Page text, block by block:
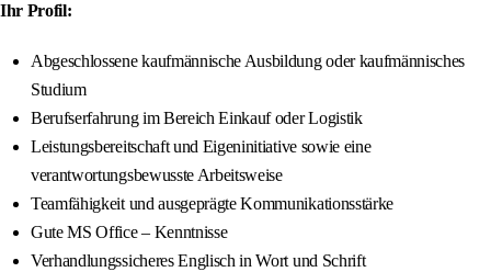
Ihr Profil:
Abgeschlossene kaufmännische Ausbildung oder kaufmännisches
Studium
Berufserfahrung im Bereich Einkauf oder Logistik
Leistungsbereitschaft und Eigeninitiative sowie eine
verantwortungsbewusste Arbeitsweise
Teamfähigkeit und ausgeprägte Kommunikationsstärke
Gute MS Office – Kenntnisse
Verhandlungssicheres Englisch in Wort und Schrift